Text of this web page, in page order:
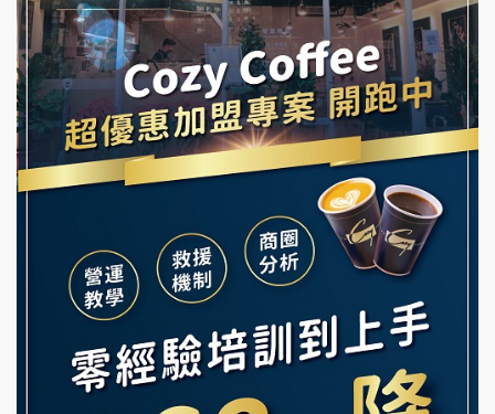
霏等茶加盟說明會
早安山丘加盟說明會
冰封仙果加盟說明會
Ramble Café 漫步藍咖啡加盟說明會
微風亭鐵板燒加盟說明會
鮮茶道加盟說明會
【曉妍美妝】誠徵行政櫃檯
自助洗衣店誠徵代洗收送人員(台中市)
龍涎居好湯加盟說明會
舒油頭加盟說明會
韓金量加盟說明會
Mr.Wish加盟說明會
白鬍泡泡 BOHO POPO加盟說明會
雞咕雞咕加盟說明會